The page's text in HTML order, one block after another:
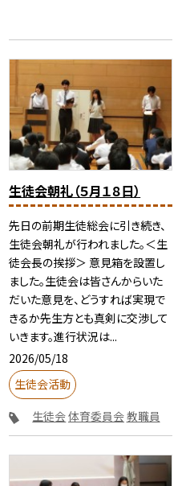
生徒会朝礼（５月１８日）
先日の前期生徒総会に引き続き、
生徒会朝礼が行われました。＜生
徒会長の挨拶＞ 意見箱を設置し
ました。生徒会は皆さんからいた
だいた意見を、どうすれば実現で
きるか先生方とも真剣に交渉して
いきます。進行状況は...
2026/05/18
生徒会活動
生徒会体育委員会教職員